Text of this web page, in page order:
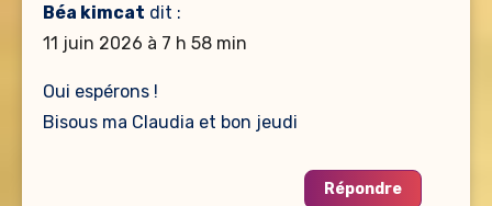
Béa kimcat dit :
11 juin 2026 à 7 h 58 min
Oui espérons !
Bisous ma Claudia et bon jeudi
Répondre